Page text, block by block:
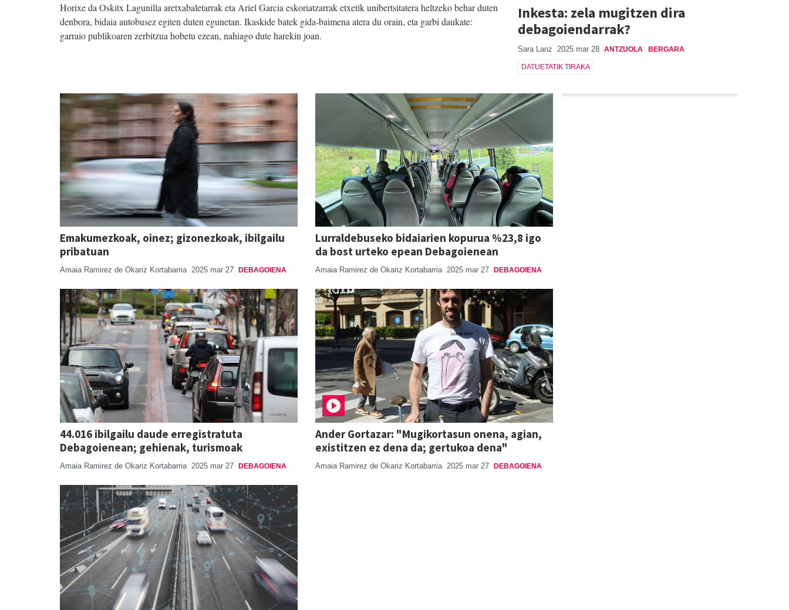
Horixe da Oskitx Lagunilla aretxabaletarrak eta Ariel Garcia eskoriatzarrak etxetik unibertsitatera heltzeko behar duten
denbora, bidaia autobusez egiten duten egunetan. Ikaskide batek gida-baimena atera du orain, eta garbi daukate:
garraio publikoaren zerbitzua hobetu ezean, nahiago dute harekin joan.
Inkesta: zela mugitzen dira
debagoiendarrak?
Sara Lanz 2025 mar 28 ANTZUOLA BERGARA
DATUETATIK TIRAKA
Emakumezkoak, oinez; gizonezkoak, ibilgailu
pribatuan
Amaia Ramirez de Okariz Kortabarria 2025 mar 27 DEBAGOIENA
Lurraldebuseko bidaiarien kopurua %23,8 igo
da bost urteko epean Debagoienean
Amaia Ramirez de Okariz Kortabarria 2025 mar 27 DEBAGOIENA
44.016 ibilgailu daude erregistratuta
Debagoienean; gehienak, turismoak
Amaia Ramirez de Okariz Kortabarria 2025 mar 27 DEBAGOIENA
Ander Gortazar: "Mugikortasun onena, agian,
existitzen ez dena da; gertukoa dena"
Amaia Ramirez de Okariz Kortabarria 2025 mar 27 DEBAGOIENA